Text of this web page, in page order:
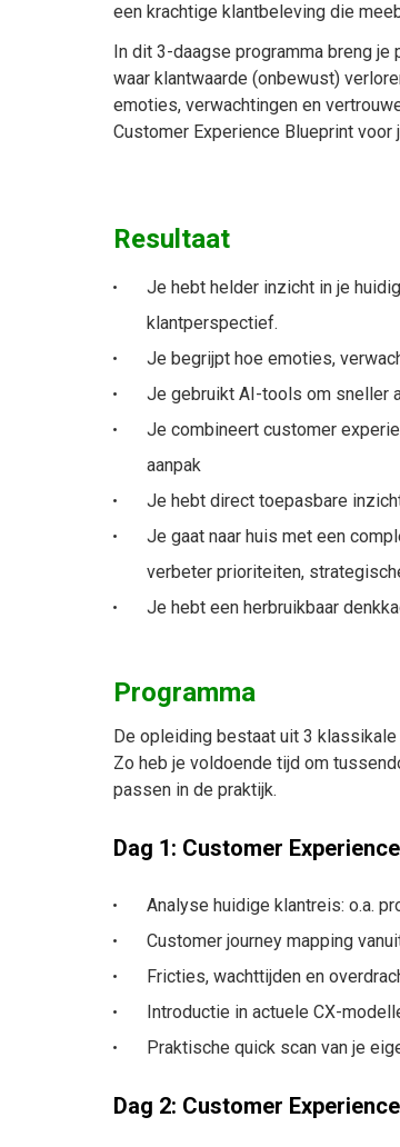
een krachtige klantbeleving die
In dit 3-daagse programma breng je
waar klantwaarde (onbewust)
emoties, verwachtingen en
Customer Experience Blueprint
Resultaat
Je hebt helder inzicht in je
klantperspectief.
Je begrijpt hoe emoties,
Je gebruikt AI-tools om sneller
Je combineert customer
aanpak
Je hebt direct toepasbare
Je gaat naar huis met een
verbeter prioriteiten,
Je hebt een herbruikbaar
Programma
De opleiding bestaat uit 3
Zo heb je voldoende tijd om
passen in de praktijk.
Dag 1: Customer
Analyse huidige klantreis: o.a.
Customer journey mapping
Fricties, wachttijden en
Introductie in actuele CX-
Praktische quick scan van je
Dag 2: Customer